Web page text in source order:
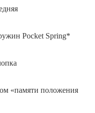
Pocket Spring*
«памяти положения